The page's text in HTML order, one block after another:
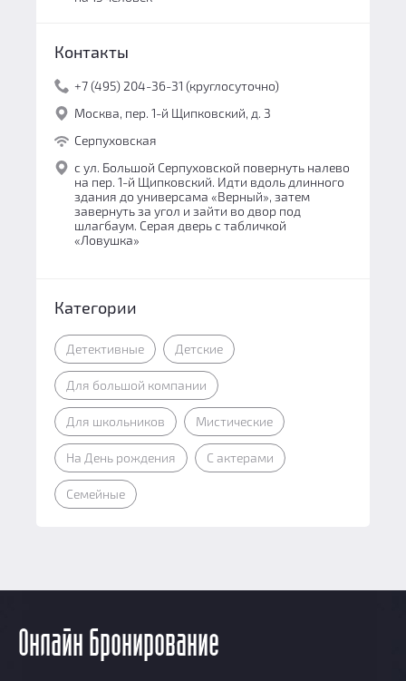
Контакты
+7 (495) 204-36-31 (круглосуточно)
Москва, пер. 1-й Щипковский, д. 3
Серпуховская
с ул. Большой Серпуховской повернуть налево
на пер. 1-й Щипковский. Идти вдоль длинного
здания до универсама «Верный», затем
завернуть за угол и зайти во двор под
шлагбаум. Серая дверь с табличкой
«Ловушка»
Категории
Детективные Детские
Для большой компании
Для школьников Мистические
На День рождения С актерами
Семейные
Онлайн бронирование